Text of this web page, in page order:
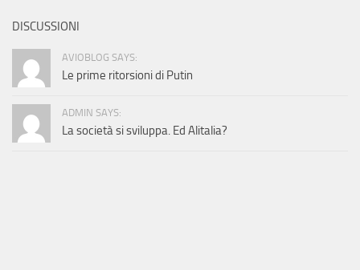
DISCUSSIONI
AVIOBLOG SAYS:
Le prime ritorsioni di Putin
ADMIN SAYS:
La società si sviluppa. Ed Alitalia?